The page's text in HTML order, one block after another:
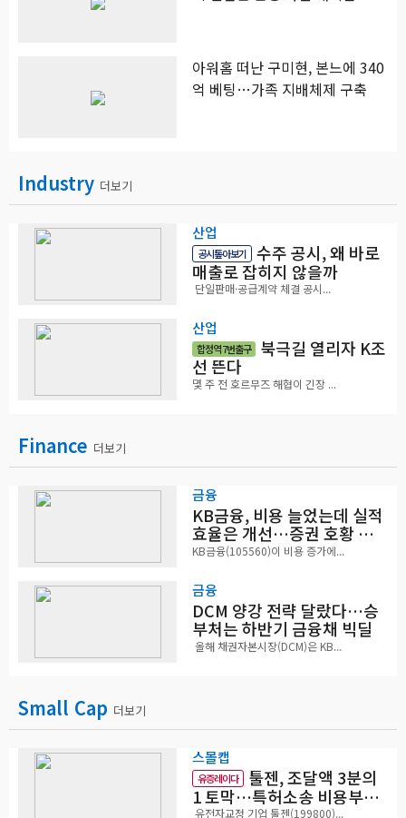
아워홈 떠난 구미현, 본느에 340
억 베팅…가족 지배체제 구축
Industry 더보기
산업
공시톺아보기 수주 공시, 왜 바로
매출로 잡히지 않을까
단일판매·공급계약 체결 공시...
산업
합정역 7번출구 북극길 열리자 K조
선 뜬다
몇 주 전 호르무즈 해협이 긴장 ...
Finance 더보기
금융
KB금융, 비용 늘었는데 실적
효율은 개선…증권 호황 효
과
KB금융(105560)이 비용 증가에...
금융
DCM 양강 전략 달랐다…승
부처는 하반기 금융채 빅딜
올해 채권자본시장(DCM)은 KB...
Small Cap 더보기
스몰캡
유증레이다 툴젠, 조달액 3분의
1 토막…특허소송 비용부터
유전자교정 기업 툴젠(199800)...